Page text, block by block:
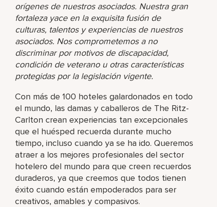
orígenes de nuestros asociados. Nuestra gran
fortaleza yace en la exquisita fusión de
culturas, talentos y experiencias de nuestros
asociados. Nos comprometemos a no
discriminar por motivos de discapacidad,
condición de veterano u otras características
protegidas por la legislación vigente.
Con más de 100 hoteles galardonados en todo
el mundo, las damas y caballeros de The Ritz-
Carlton crean experiencias tan excepcionales
que el huésped recuerda durante mucho
tiempo, incluso cuando ya se ha ido. Queremos
atraer a los mejores profesionales del sector
hotelero del mundo para que creen recuerdos
duraderos, ya que creemos que todos tienen
éxito cuando están empoderados para ser
creativos, amables y compasivos.